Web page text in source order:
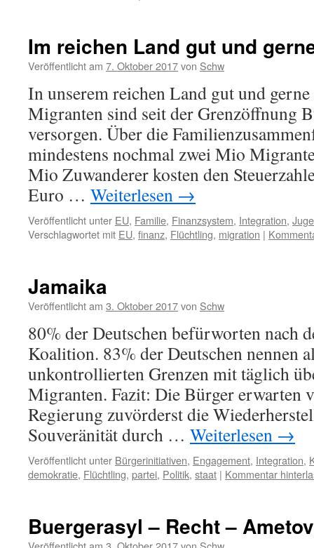
Im reichen Land gut und
Veröffentlicht am 7. Oktober 2017von Schw
In unserem reichen Land gut und
Migranten sind seit der Grenzöffnung
versorgen. Über die
mindestens nochmal zwei Mio
Mio Zuwanderer kosten den
Euro … Weiterlesen →
Veröffentlicht unter EU, Familie, Finanzsystem, Integration,
Verschlagwortet mit EU, finanz, Flüchtling, migration |
Jamaika
Veröffentlicht am 3. Oktober 2017von Schw
80% der Deutschen befürworten nach
Koalition. 83% der Deutschen nennen
unkontrollierten Grenzen mit täglich
Migranten. Fazit: Die Bürger erwarten
Regierung zuvörderst die
Souveränität durch … Weiterlesen →
Veröffentlicht unter Bürgerinitiativen, Engagement, Integration,
demokratie, Flüchtling, partei, Politik, staat | Kommentar
Buergerasyl – Recht –